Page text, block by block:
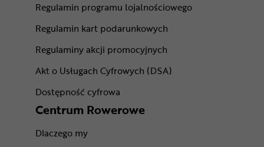
Regulamin programu lojalnościowego
Regulamin kart podarunkowych
Regulaminy akcji promocyjnych
Akt o Usługach Cyfrowych (DSA)
Dostępność cyfrowa
Centrum Rowerowe
Dlaczego my